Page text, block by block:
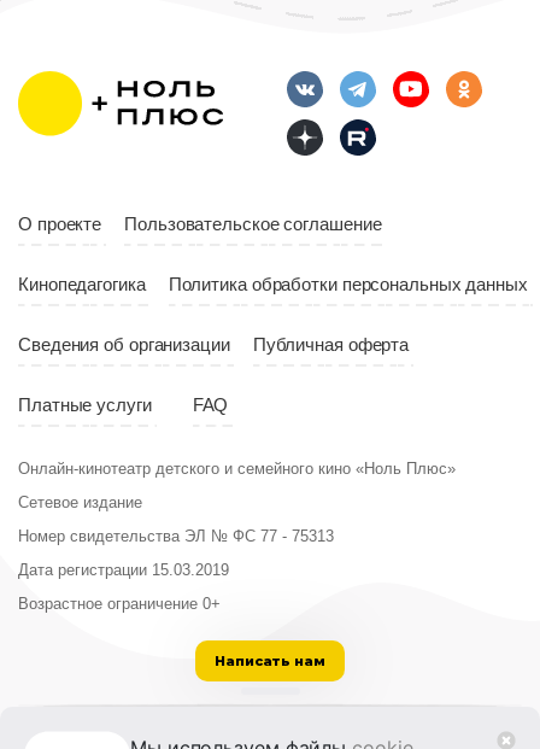
О проекте Пользовательское соглашение
Кинопедагогика Политика обработки персональных данных
Сведения об организации Публичная оферта
Платные услуги FAQ
Онлайн-кинотеатр детского и семейного кино «Ноль Плюс»
Сетевое издание
Номер свидетельства ЭЛ № ФС 77 - 75313
Дата регистрации 15.03.2019
Возрастное ограничение 0+
Написать нам
ООО «Институт развития кино и медиа»